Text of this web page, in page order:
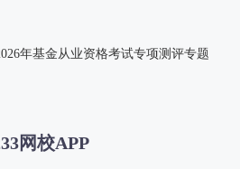
年基金从业资格考试专项测评专题
网校APP